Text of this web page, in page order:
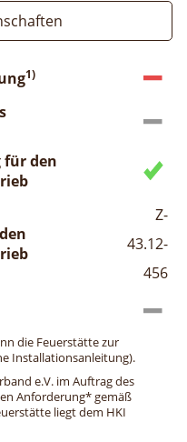
1)
für den
Z-
43.12-
456
die Feuerstätte zur
Installationsanleitung).
e.V. im Auftrag des
Anforderung* gemäß
liegt dem HKI